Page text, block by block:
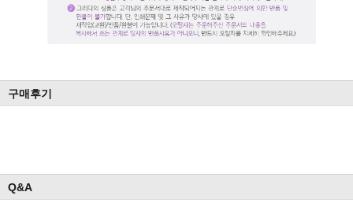
구매후기
Q&A